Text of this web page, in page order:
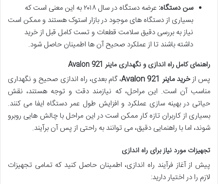
سن دستگاه:
عرضه دستگاه در سال ۲۰۱۸ به این معنی است که
بسیاری از دستگاه های موجود در بازار استوک هستند و ممکن است
نیاز به بررسی دقیق سلامت قطعات و تست کامل قبل از خرید
داشته باشند تا از عملکرد صحیح آن ها اطمینان حاصل شود.
راهنمای کامل راه اندازی و نگهداری ماینر Avalon 921
پس ازخرید ماینر Avalon 921
، گام بعدی، راه اندازی صحیح و نگهداری
مناسب آن است. این مراحل، که نیازمند دقت و توجه هستند، نقش
حیاتی در بهینه سازی عملکرد و افزایش طول عمر دستگاه ایفا می کنند.
بسیاری از کاربران تازه کار ممکن است در این مراحل با چالش هایی روبرو
شوند، اما با راهنمایی دقیق، می توانند به راحتی از پس آن برآیند.
تجهیزات مورد نیاز برای راه اندازی
پیش از آغاز فرآیند راه اندازی، اطمینان حاصل کنید که تمامی تجهیزات
لازم را در اختیار دارید: